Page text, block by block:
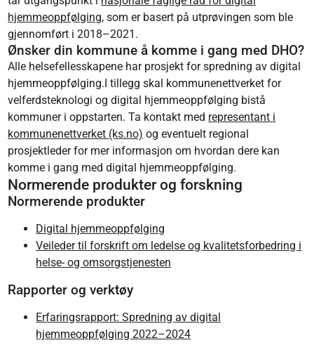
hjemmeoppfølging, som er basert på utprøvingen som ble
gjennomført i 2018–2021.
Ønsker din kommune å komme i gang med DHO?
Alle helsefellesskapene har prosjekt for spredning av digital
hjemmeoppfølging.I tillegg skal kommunenettverket for
velferdsteknologi og digital hjemmeoppfølging bistå
kommuner i oppstarten. Ta kontakt med representant i
kommunenettverket (ks.no) og eventuelt regional
prosjektleder for mer informasjon om hvordan dere kan
komme i gang med digital hjemmeoppfølging.
Normerende produkter og forskning
Normerende produkter
Digital hjemmeoppfølging
Veileder til forskrift om ledelse og kvalitetsforbedring i
helse- og omsorgstjenesten
Rapporter og verktøy
Erfaringsrapport: Spredning av digital
hjemmeoppfølging 2022–2024